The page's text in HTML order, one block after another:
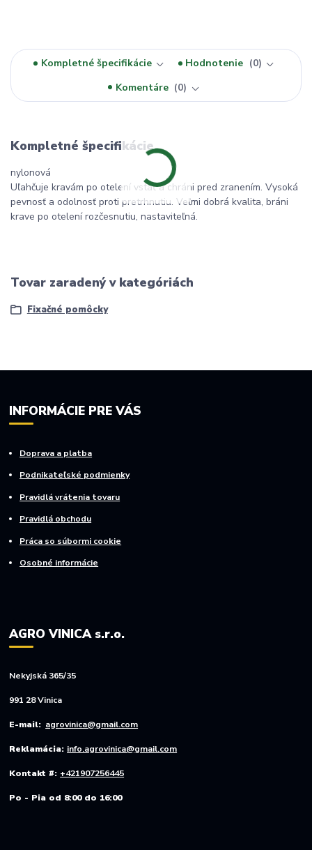
Kompletné špecifikácie Hodnotenie
0
Komentáre
0
Kompletné špecifikácie
nylonová
Uľahčuje kravám po otelení vstať a chráni pred zranením. Vysoká
pevnosť a odolnosť proti pretrhnutiu. Veľmi dobrá kvalita, bráni
krave po otelení rozčesnutiu, nastaviteľná.
Tovar zaradený v kategóriách
Fixačné pomôcky
INFORMÁCIE PRE VÁS
Doprava a platba
Podnikateľské podmienky
Pravidlá vrátenia tovaru
Pravidlá obchodu
Práca so súbormi cookie
Osobné informácie
AGRO VINICA s.r.o.
Nekyjská 365/35
991 28 Vinica
E-mail: agrovinica@gmail.com
Reklamácia: info.agrovinica@gmail.com
Kontakt #: +421907256445
Po - Pia od 8:00 do 16:00